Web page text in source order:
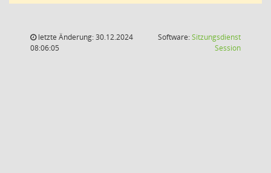
letzte Änderung: 30.12.2024
08:06:05
Software:Sitzungsdienst
Session(Wird in